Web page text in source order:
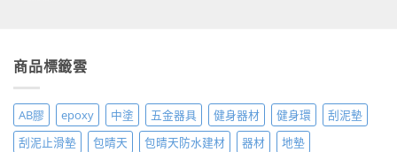
商品標籤雲
AB膠 epoxy 中塗 五金器具 健身器材 健身環
刮泥墊
刮泥止滑墊
包晴天 包晴天防水建材 器材
地墊